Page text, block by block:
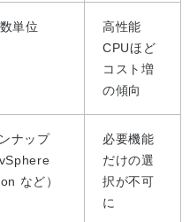
単位
高性能
CPUほど
コスト増
の傾向
ナップ
など）
必要機能
だけの選
択が不可
に